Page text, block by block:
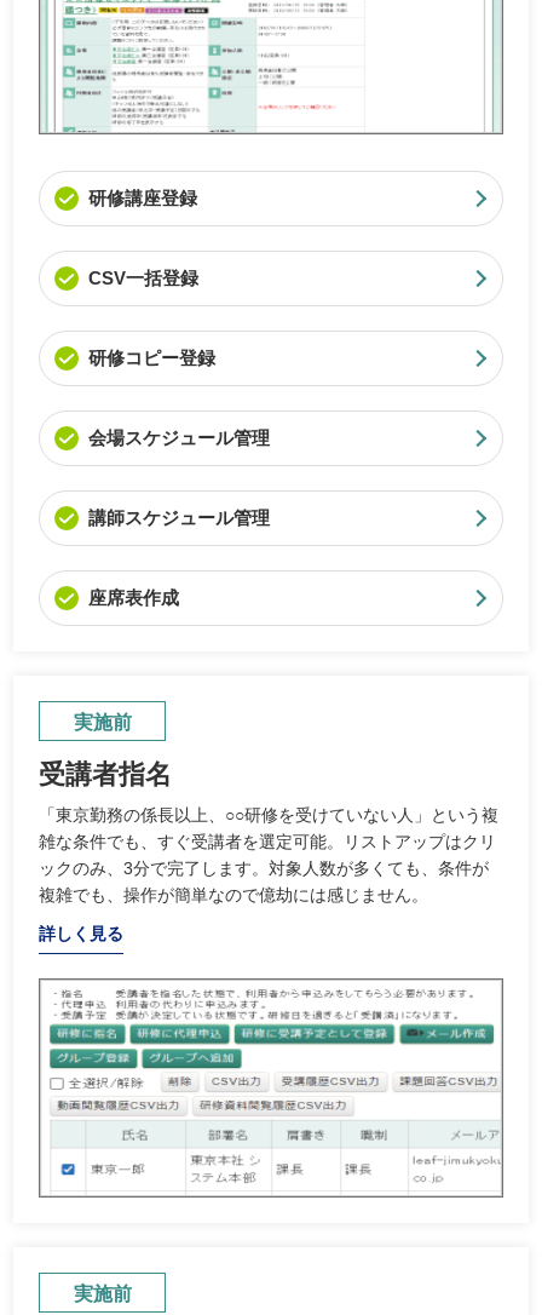
研修講座登録
CSV一括登録
研修コピー登録
会場スケジュール管理
講師スケジュール管理
座席表作成
実施前
受講者指名
「東京勤務の係長以上、○○研修を受けていない人」という複
雑な条件でも、すぐ受講者を選定可能。リストアップはクリ
ックのみ、3分で完了します。対象人数が多くても、条件が
複雑でも、操作が簡単なので億劫には感じません。
詳しく見る
実施前